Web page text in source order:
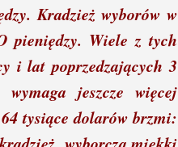
Kradzież wyborów w
pieniędzy. Wiele z tych
i lat poprzedzających 3
jeszcze więcej
tysiące dolarów brzmi: